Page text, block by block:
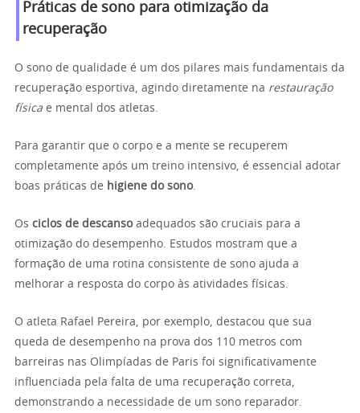
Práticas de sono para otimização da
recuperação
O sono de qualidade é um dos pilares mais fundamentais da
recuperação esportiva, agindo diretamente na restauração
física e mental dos atletas.
Para garantir que o corpo e a mente se recuperem
completamente após um treino intensivo, é essencial adotar
boas práticas de higiene do sono.
Os ciclos de descansoadequados são cruciais para a
otimização do desempenho. Estudos mostram que a
formação de uma rotina consistente de sono ajuda a
melhorar a resposta do corpo às atividades físicas.
O atleta Rafael Pereira, por exemplo, destacou que sua
queda de desempenho na prova dos 110 metros com
barreiras nas Olimpíadas de Paris foi significativamente
influenciada pela falta de uma recuperação correta,
demonstrando a necessidade de um sono reparador.